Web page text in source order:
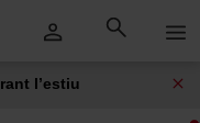
l’estiu